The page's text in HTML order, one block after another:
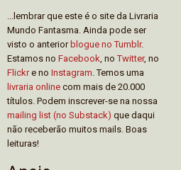
...lembrar que este é o site da Livraria
Mundo Fantasma. Ainda pode ser
visto o anteriorblogue no Tumblr.
Estamos no Facebook , noTwitter, no
Flickre no Instagram . Temos uma
livraria online com mais de 20.000
títulos. Podem inscrever-se na nossa
mailing list (no Substack) que daqui
não receberão muitos mails. Boas
leituras!